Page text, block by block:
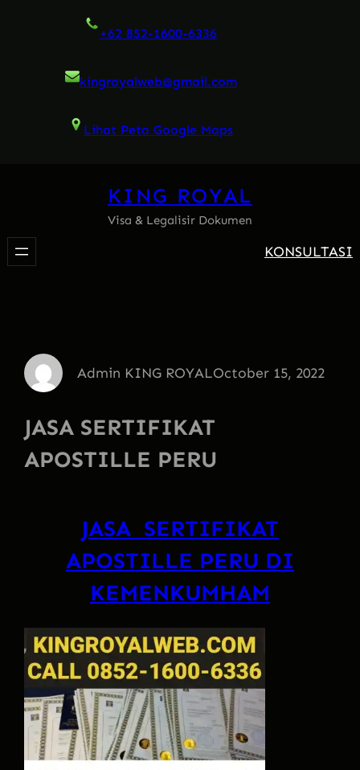
+62 852-1600-6336
kingroyalweb@gmail.com
Lihat Peta Google Maps
KING ROYAL
Visa & Legalisir Dokumen
KONSULTASI
Admin KING ROYALOctober 15, 2022
JASA SERTIFIKAT
APOSTILLE PERU
JASA SERTIFIKAT
APOSTILLE PERU DI
KEMENKUMHAM